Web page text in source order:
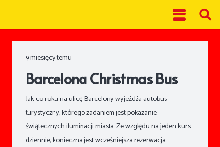
9 miesięcy temu
Barcelona Christmas Bus
Jak co roku na ulicę Barcelony wyjeżdża autobus
turystyczny, którego zadaniem jest pokazanie
świątecznych iluminacji miasta. Ze względu na jeden kurs
dziennie, konieczna jest wcześniejsza rezerwacja